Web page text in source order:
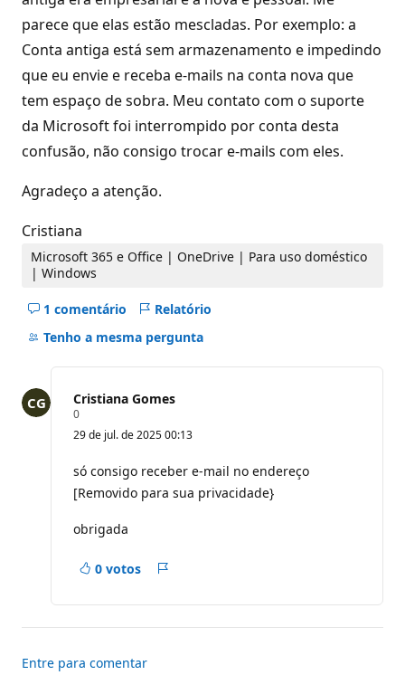
p
t
ç
o
parece que elas estão mescladas. Por exemplo: a
Conta antiga está sem armazenamento e impedindo
que eu envie e receba e-mails na conta nova que
tem espaço de sobra. Meu contato com o suporte
da Microsoft foi interrompido por conta desta
confusão, não consigo trocar e-mails com eles.
Agradeço a atenção.
Cristiana
Microsoft 365 e Office | OneDrive | Para uso doméstico
| Windows
1 comentário
Ocultar
comentários
Relatório
Tenho a mesma pergunta
Cristiana Gomes
0P
n
o
s
d
r
e
u
t
ç
o
29 de jul. de 2025 00:13
só consigo receber e-mail no endereço
[Removido para sua privacidade}
obrigada
0 votos
Entre para comentar